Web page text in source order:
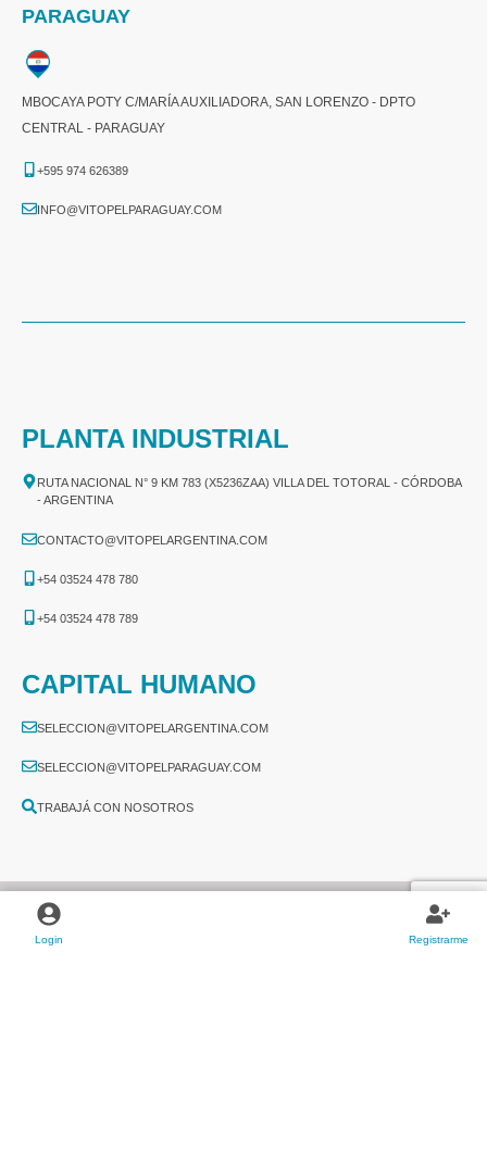
Login Registrarme
PARAGUAY
MBOCAYA POTY C/MARÍA AUXILIADORA, SAN LORENZO - DPTO
CENTRAL - PARAGUAY
+595 974 626389
INFO@VITOPELPARAGUAY.COM
PLANTA INDUSTRIAL
RUTA NACIONAL N° 9 KM 783 (X5236ZAA) VILLA DEL TOTORAL - CÓRDOBA
- ARGENTINA
CONTACTO@VITOPELARGENTINA.COM
+54 03524 478 780​
+54 03524 478 789​
CAPITAL HUMANO
SELECCION@VITOPELARGENTINA.COM
SELECCION@VITOPELPARAGUAY.COM
TRABAJÁ CON NOSOTROS